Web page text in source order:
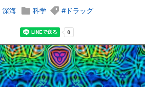
深海 科学 ドラッグ